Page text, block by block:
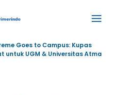
Goes to Campus: Kupas
untuk UGM & Universitas Atma